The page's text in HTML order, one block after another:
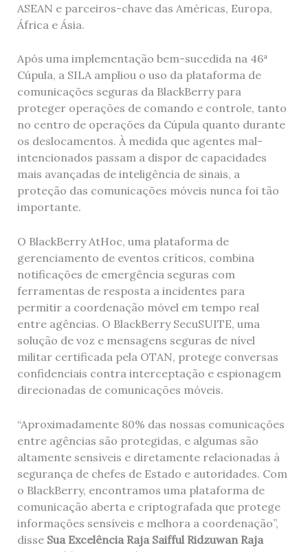
ASEAN e parceiros-chave das Américas, Europa,
África e Ásia.
Após uma implementação bem-sucedida na 46ª
Cúpula, a SILA ampliou o uso da plataforma de
comunicações seguras da BlackBerry para
proteger operações de comando e controle, tanto
no centro de operações da Cúpula quanto durante
os deslocamentos. À medida que agentes mal-
intencionados passam a dispor de capacidades
mais avançadas de inteligência de sinais, a
proteção das comunicações móveis nunca foi tão
importante.
O BlackBerry AtHoc, uma plataforma de
gerenciamento de eventos críticos, combina
notificações de emergência seguras com
ferramentas de resposta a incidentes para
permitir a coordenação móvel em tempo real
entre agências. O BlackBerry SecuSUITE, uma
solução de voz e mensagens seguras de nível
militar certificada pela OTAN, protege conversas
confidenciais contra interceptação e espionagem
direcionadas de comunicações móveis.
“Aproximadamente 80% das nossas comunicações
entre agências são protegidas, e algumas são
altamente sensíveis e diretamente relacionadas à
segurança de chefes de Estado e autoridades. Com
o BlackBerry, encontramos uma plataforma de
comunicação aberta e criptografada que protege
informações sensíveis e melhora a coordenação”,
disse Sua Excelência Raja Saifful Ridzuwan Raja